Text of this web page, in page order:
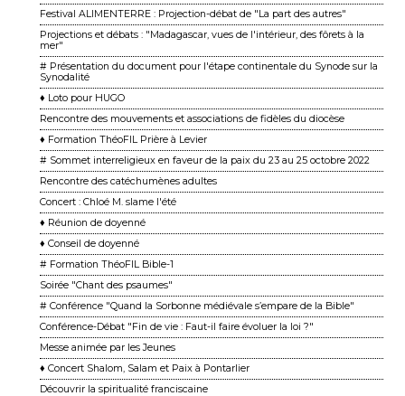
Festival ALIMENTERRE : Projection-débat de "La part des autres"
Projections et débats : "Madagascar, vues de l'intérieur, des fôrets à la
mer"
# Présentation du document pour l'étape continentale du Synode sur la
Synodalité
♦ Loto pour HUGO
Rencontre des mouvements et associations de fidèles du diocèse
♦ Formation ThéoFIL Prière à Levier
# Sommet interreligieux en faveur de la paix du 23 au 25 octobre 2022
Rencontre des catéchumènes adultes
Concert : Chloé M. slame l'été
♦ Réunion de doyenné
♦ Conseil de doyenné
# Formation ThéoFIL Bible-1
Soirée "Chant des psaumes"
# Conférence "Quand la Sorbonne médiévale s’empare de la Bible"
Conférence-Débat "Fin de vie : Faut-il faire évoluer la loi ?"
Messe animée par les Jeunes
♦ Concert Shalom, Salam et Paix à Pontarlier
Découvrir la spiritualité franciscaine